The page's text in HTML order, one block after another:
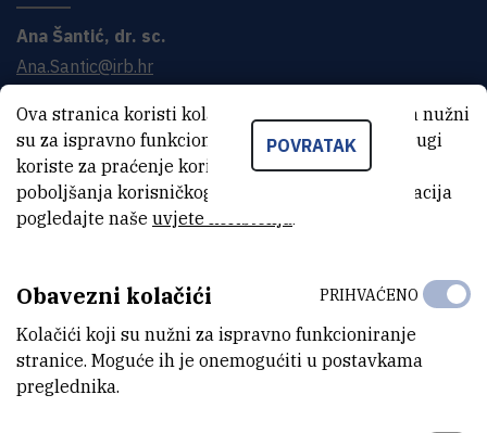
Ana Šantić, dr. sc.
Ana.Santic@irb.hr
Xe 150W
KATEGORIJA
POVRATAK
Ova stranica koristi kolačiće. Neki od tih kolačića nužni
su za ispravno funkcioniranje stranice, dok se drugi
koriste za praćenje korištenja stranice radi
poboljšanja korisničkog iskustva. Za više informacija
pogledajte naše uvjete korištenja.
Obavezni kolačići
Kolačići koji su nužni za ispravno funkcioniranje
stranice. Moguće ih je onemogućiti u postavkama
preglednika.
PRIHVAĆENO